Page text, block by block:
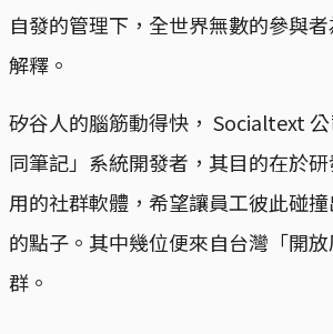
自發的管理下，全世界無數的參與
解釋。
矽谷人的腦筋動得快， Socialtext
同筆記」系統開發者，其目的在於
用的社群軟體，希望讓員工彼此碰
的點子。其中幾位便來自台灣「開
群。